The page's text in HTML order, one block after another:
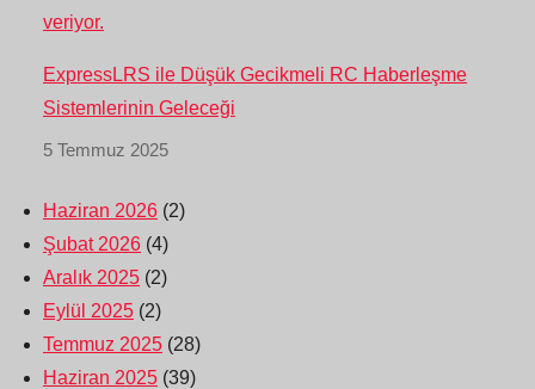
ExpressLRS ile Düşük Gecikmeli RC Haberleşme
Sistemlerinin Geleceği
5 Temmuz 2025
Haziran 2026 (2)
Şubat 2026 (4)
Aralık 2025 (2)
Eylül 2025 (2)
Temmuz 2025 (28)
Haziran 2025 (39)